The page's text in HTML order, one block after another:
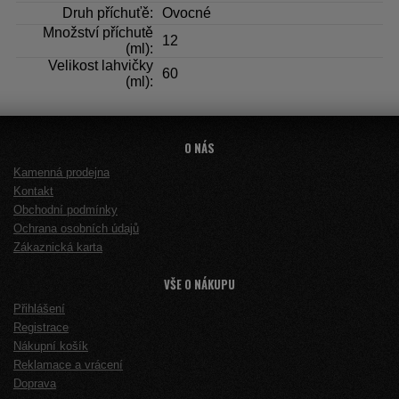
Druh příchuťě:
Ovocné
Množství příchutě
(ml):
12
Velikost lahvičky
(ml):
60
O NÁS
Kamenná prodejna
Kontakt
Obchodní podmínky
Ochrana osobních údajů
Zákaznická karta
VŠE O NÁKUPU
Přihlášení
Registrace
Nákupní košík
Reklamace a vrácení
Doprava